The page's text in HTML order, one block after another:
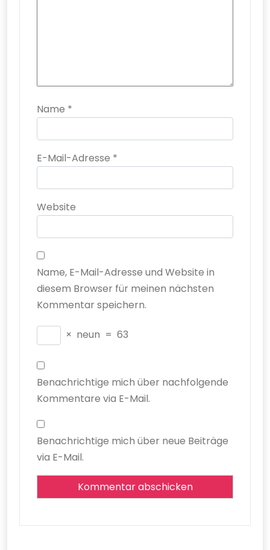
Name *
E-Mail-Adresse *
Website
Name, E-Mail-Adresse und Website in
diesem Browser für meinen nächsten
Kommentar speichern.
× neun = 63
Benachrichtige mich über nachfolgende
Kommentare via E-Mail.
Benachrichtige mich über neue Beiträge
via E-Mail.